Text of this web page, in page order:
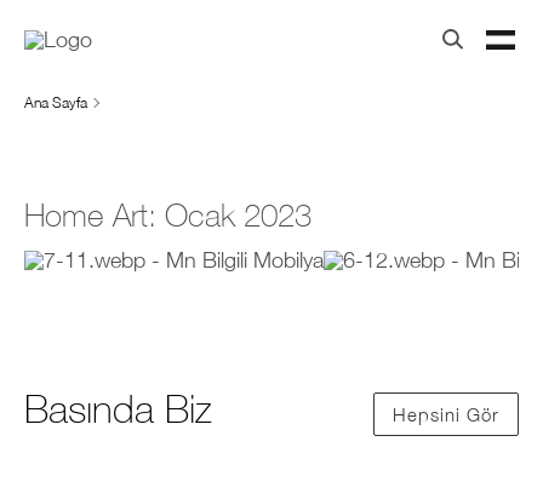
Ana Sayfa
Home Art: Ocak 2023
Basında Biz Hepsini Gör